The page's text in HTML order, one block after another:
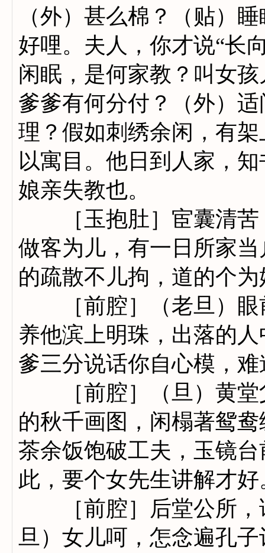
（外）甚么棉？（贴）
好哩。夫人，你才说“长
闲眠，是何家教？叫女
爹爹有何分付？（外）
理？假如刺绣余闲，有
以寓目。他日到人家，
娘亲失教也。
［玉抱肚］宦囊清苦
做客为儿，有一日所家
的疏散不儿拘，道的个
［前腔］（老旦）眼
养他滨上明珠，出落的
爹三分说话你自心模，
［前腔］（旦）黄堂
的秋千画图，闲榻著鸳
茶余饭饱破工夫，玉镜
此，要个女先生讲解才
［前腔］后堂公所，
旦）女儿呵，怎念遍孔